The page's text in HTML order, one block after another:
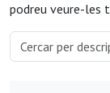
podreu veure-les